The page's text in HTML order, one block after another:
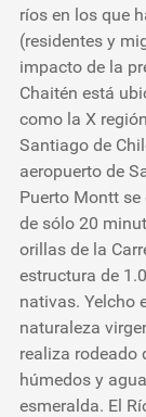
ríos en los que
(residentes y
impacto de la
Chaitén está
como la X
Santiago de
aeropuerto de
Puerto Montt
de sólo 20
orillas de la
estructura de
nativas. Yelcho
naturaleza
realiza rodeado
húmedos y
esmeralda. El